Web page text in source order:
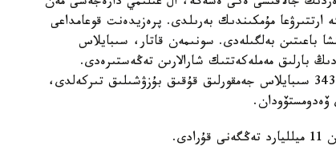
مۇمكىندىك بەرىلدى. پرەزيدەنت قوعامداعى
باعىتىن بەلگىلەدى. سونىمەن قاتار، سىبايلاس
بارلىق مەملەكەتتىك شارالارىن تەڭەستىرەدى.
ماسەلەن، 2020-جىلدان باستاپ ءبىلىم بەرۋ سالاسىندا 343 سىبايلاس جەمقورلىق قۇقىق بۇزۋشىلىق تىركەلدى،